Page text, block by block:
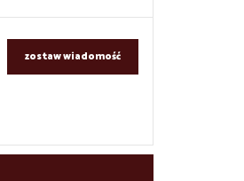
zostaw wiadomość